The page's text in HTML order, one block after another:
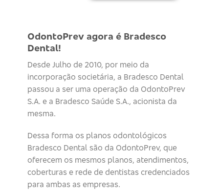
OdontoPrev agora é Bradesco
Dental!
Desde Julho de 2010, por meio da
incorporação societária, a Bradesco Dental
passou a ser uma operação da OdontoPrev
S.A. e a Bradesco Saúde S.A., acionista da
mesma.
Dessa forma os planos odontológicos
Bradesco Dental são da OdontoPrev, que
oferecem os mesmos planos, atendimentos,
coberturas e rede de dentistas credenciados
para ambas as empresas.